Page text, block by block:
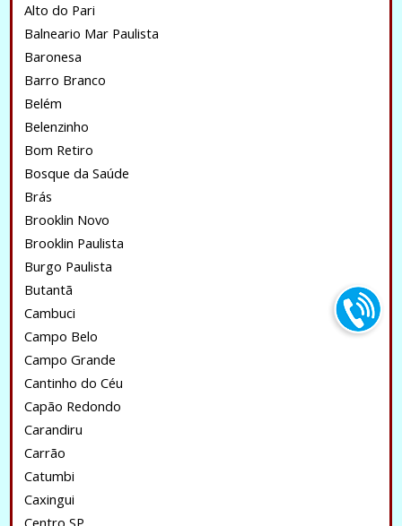
Alto do Pari
Balneario Mar Paulista
Baronesa
Barro Branco
Belém
Belenzinho
Bom Retiro
Bosque da Saúde
Brás
Brooklin Novo
Brooklin Paulista
Burgo Paulista
Butantã
Cambuci
Campo Belo
Campo Grande
Cantinho do Céu
Capão Redondo
Carandiru
Carrão
Catumbi
Caxingui
Centro SP